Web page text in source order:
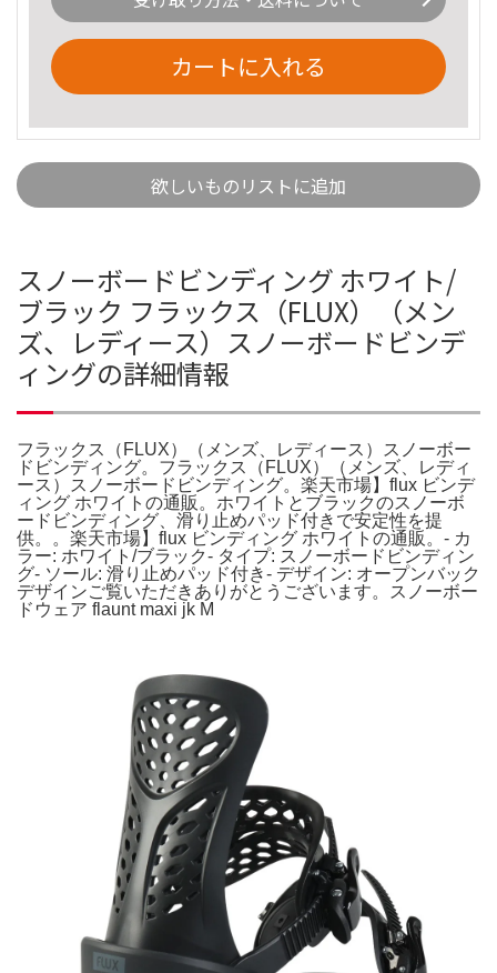
カートに入れる
欲しいものリストに追加
スノーボードビンディング ホワイト/
ブラック フラックス（FLUX）（メン
ズ、レディース）スノーボードビンデ
ィングの詳細情報
フラックス（FLUX）（メンズ、レディース）スノーボー
ドビンディング。フラックス（FLUX）（メンズ、レディ
ース）スノーボードビンディング。楽天市場】flux ビンデ
ィング ホワイトの通販。ホワイトとブラックのスノーボ
ードビンディング、滑り止めパッド付きで安定性を提
供。。楽天市場】flux ビンディング ホワイトの通販。- カ
ラー: ホワイト/ブラック- タイプ: スノーボードビンディン
グ- ソール: 滑り止めパッド付き- デザイン: オープンバック
デザインご覧いただきありがとうございます。スノーボー
ドウェア flaunt maxi jk M